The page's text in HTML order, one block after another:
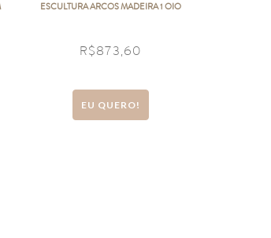
ESCULTURA ARCOS MADEIRA 1 OIO
R$873,60
EU QUERO!